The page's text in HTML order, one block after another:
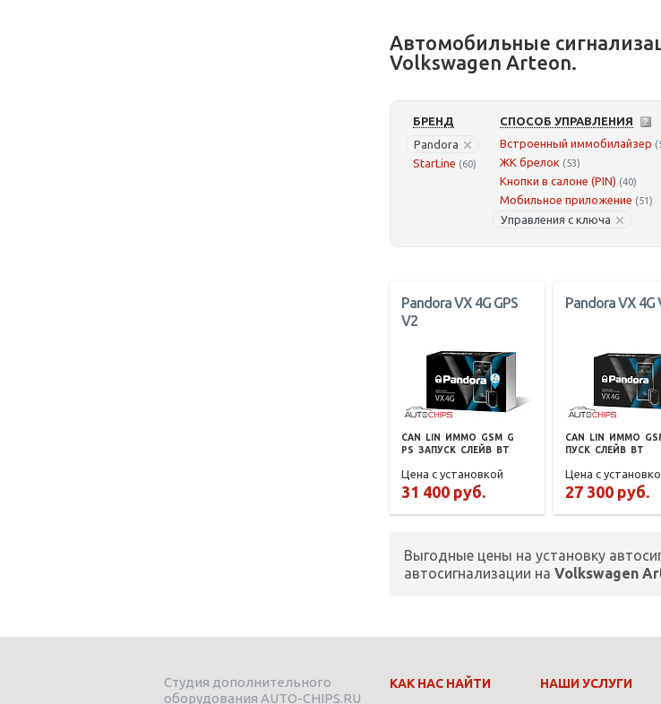
Автомобильные
Volkswagen Arteon.
БРЕНД
Pandora
StarLine (60)
СПОСОБ УПРАВЛЕНИЯ
Встроенный иммобилайзер
ЖК брелок (53)
Кнопки в салоне (PIN) (40)
Мобильное приложение (51)
Управления с ключа
Pandora VX 4G GPS
V2
CAN LIN ИММО GSM G
PS ЗАПУСК СЛЕЙВ BT
Цена с установкой
31 400 руб.
Pandora VX 4G
CAN LIN ИММО
ПУСК СЛЕЙВ BT
Цена с
27 300 руб.
Выгодные цены на установку
автосигнализации на Volkswagen
Студия дополнительного
оборудования AUTO-CHIPS.RU
КАК НАС НАЙТИ НАШИ УСЛУГИ